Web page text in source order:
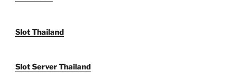
Slot Thailand
Slot Server Thailand